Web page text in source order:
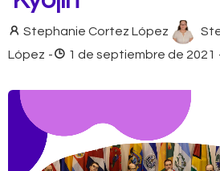
Stephanie Cortez López
López - 1 de septiembre de 2021